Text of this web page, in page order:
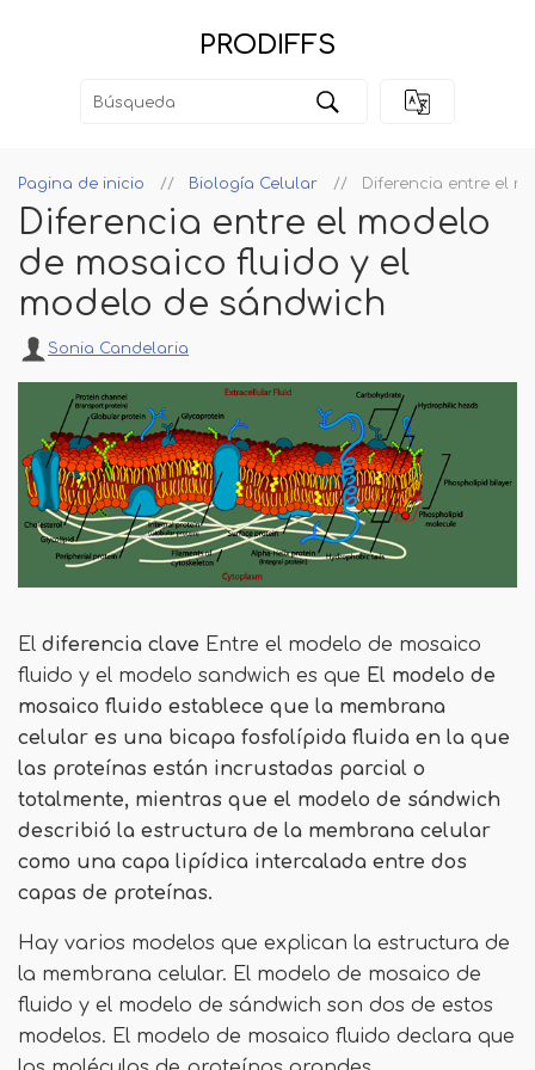
PRODIFFS
Pagina de inicio Biología Celular Diferencia entre el
Diferencia entre el modelo
de mosaico fluido y el
modelo de sándwich
Sonia Candelaria
El diferencia clave Entre el modelo de mosaico
fluido y el modelo sandwich es que El modelo de
mosaico fluido establece que la membrana
celular es una bicapa fosfolípida fluida en la que
las proteínas están incrustadas parcial o
totalmente, mientras que el modelo de sándwich
describió la estructura de la membrana celular
como una capa lipídica intercalada entre dos
capas de proteínas.
Hay varios modelos que explican la estructura de
la membrana celular. El modelo de mosaico de
fluido y el modelo de sándwich son dos de estos
modelos. El modelo de mosaico fluido declara que